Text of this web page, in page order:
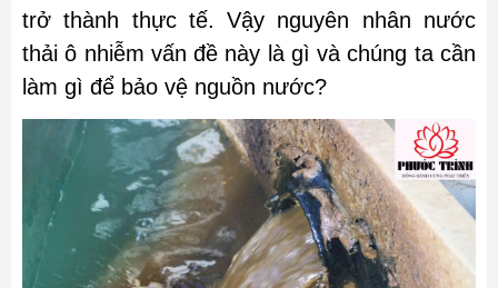
trở thành thực tế. Vậy nguyên nhân nước
thải ô nhiễm vấn đề này là gì và chúng ta cần
làm gì để bảo vệ nguồn nước?